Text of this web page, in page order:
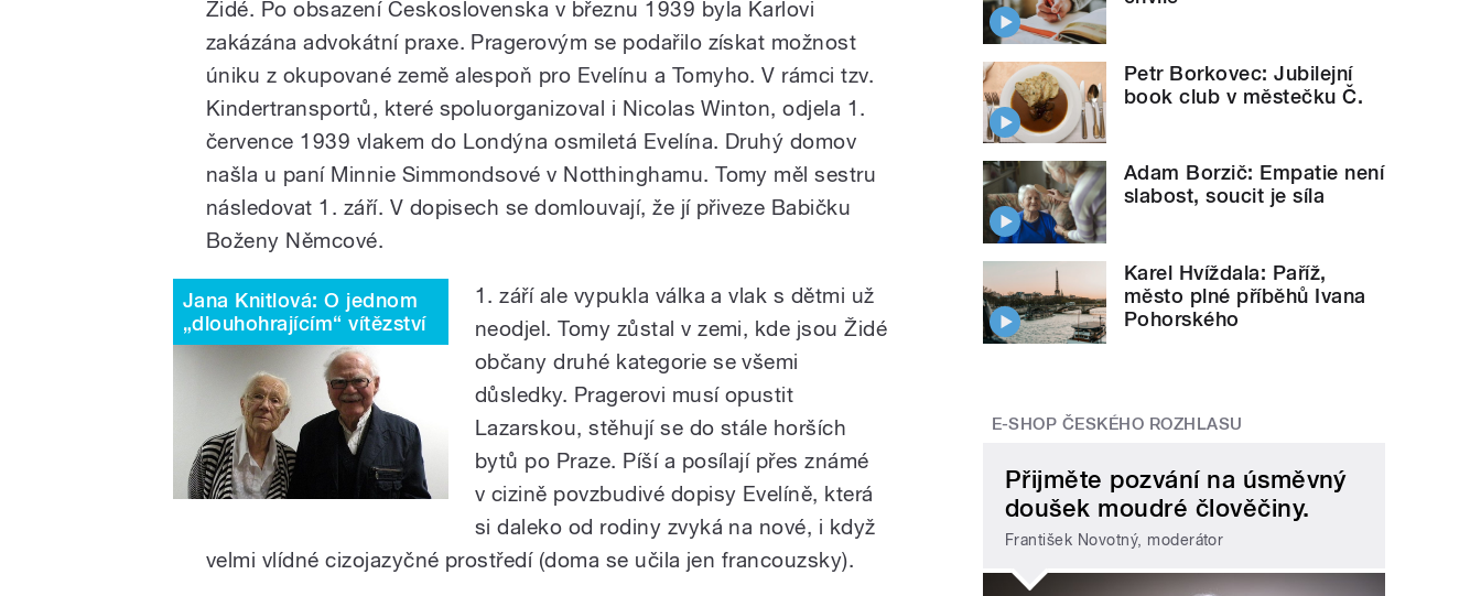
Židé. Po obsazení Československa v březnu 1939 byla Karlovi
zakázána advokátní praxe. Pragerovým se podařilo získat možnost
úniku z okupované země alespoň pro Evelínu a Tomyho. V rámci tzv.
Kindertransportů, které spoluorganizoval i Nicolas Winton, odjela 1.
července 1939 vlakem do Londýna osmiletá Evelína. Druhý domov
našla u paní Minnie Simmondsové v Notthinghamu. Tomy měl sestru
následovat 1. září. V dopisech se domlouvají, že jí přiveze Babičku
Boženy Němcové.
Jana Knitlová: O jednom
„dlouhohrajícím“ vítězství
1. září ale vypukla válka a vlak s dětmi už
neodjel. Tomy zůstal v zemi, kde jsou Židé
občany druhé kategorie se všemi
důsledky. Pragerovi musí opustit
Lazarskou, stěhují se do stále horších
bytů po Praze. Píší a posílají přes známé
v cizině povzbudivé dopisy Evelíně, která
si daleko od rodiny zvyká na nové, i když
velmi vlídné cizojazyčné prostředí (doma se učila jen francouzsky).
Petr Borkovec: Jubilejní
book club v městečku Č.
Adam Borzič: Empatie není
slabost, soucit je síla
Karel Hvíždala: Paříž,
město plné příběhů Ivana
Pohorského
E-SHOP ČESKÉHO ROZHLASU
Přijměte pozvání na úsměvný
doušek moudré člověčiny.
František Novotný, moderátor